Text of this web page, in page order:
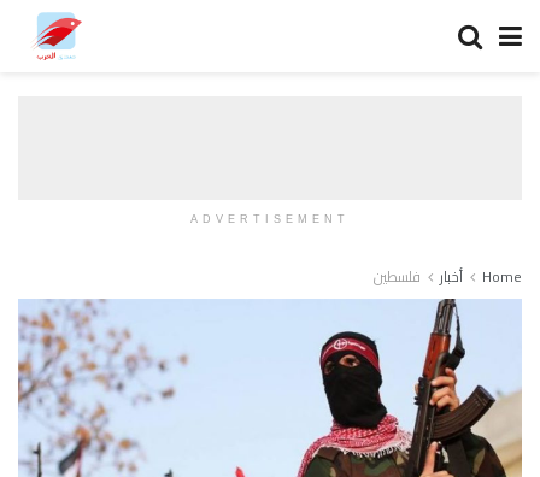
ADVERTISEMENT
Home أخبار فلسطين